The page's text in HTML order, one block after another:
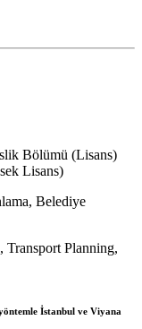
Bölümü (Lisans)
Lisans)
Belediye
Transport Planning,
İstanbul ve Viyana